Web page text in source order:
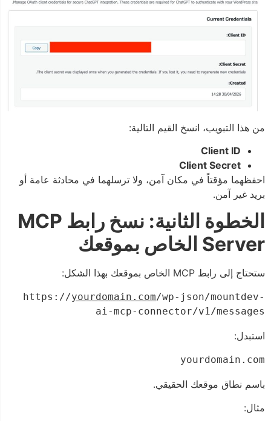
من هذا التبويب، انسخ القيم التالية:
Client ID
Client Secret
احفظهما مؤقتاً في مكان آمن، ولا ترسلهما في محادثة عامة أو
بريد غير آمن.
الخطوة الثانية: نسخ رابط MCP
Server الخاص بموقعك
ستحتاج إلى رابط MCP الخاص بموقعك بهذا الشكل:
https://yourdomain.com/wp-json/mountdev-
ai-mcp-connector/v1/messages
استبدل:
yourdomain.com
باسم نطاق موقعك الحقيقي.
مثال: